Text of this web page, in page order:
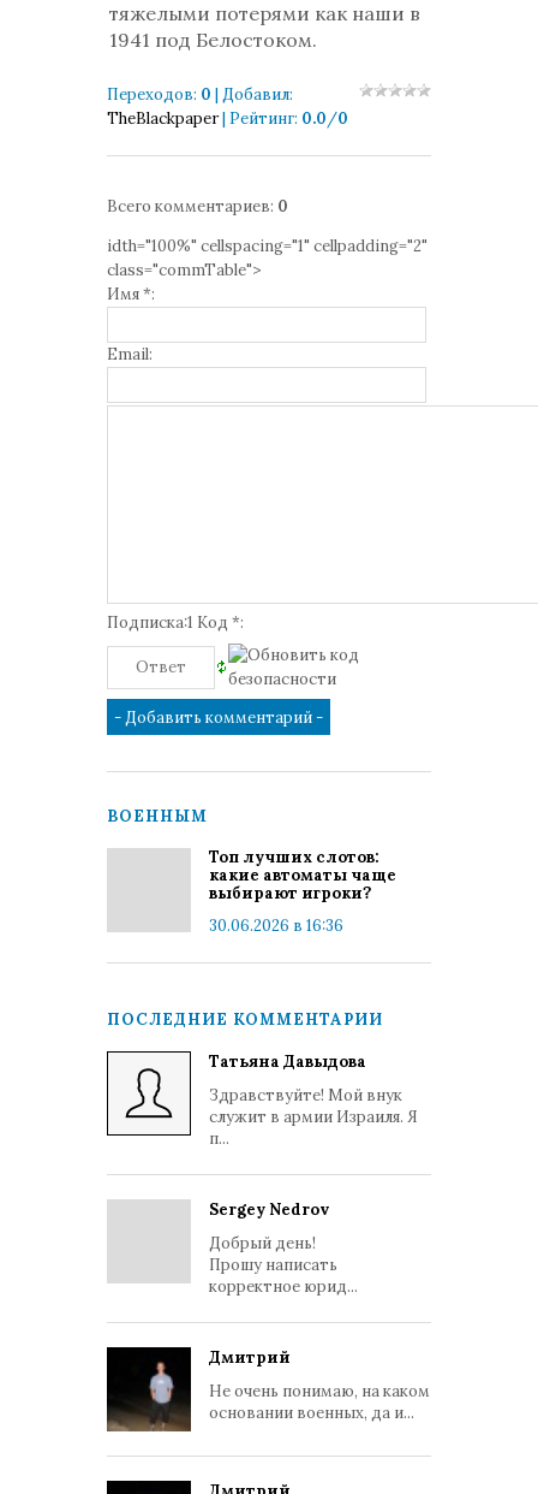
тяжелыми потерями как наши в
1941 под Белостоком.
Переходов: 0 | Добавил:
TheBlackpaper| Рейтинг: 0.0/0
Всего комментариев: 0
idth="100%" cellspacing="1" cellpadding="2"
class="commTable">
Имя *:
Email:
Подписка:1 Код *:
ВОЕННЫМ
Топ лучших слотов:
какие автоматы чаще
выбирают игроки?
30.06.2026 в 16:36
ПОСЛЕДНИЕ КОММЕНТАРИИ
Татьяна Давыдова
Здравствуйте! Мой внук
служит в армии Израиля. Я
п...
Sergey Nedrov
Добрый день!
Прошу написать
корректное юрид...
Дмитрий
Не очень понимаю, на каком
основании военных, да и...